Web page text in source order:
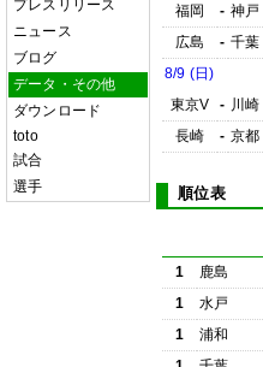
プレスリリース
ニュース
ブログ
データ・その他
ダウンロード
toto
試合
選手
福岡 - 神戸
広島
- 千葉
8/9 (日)
東京V
- 川崎
長崎
- 京都
順位表
1 鹿島
1
水戸
1
浦和